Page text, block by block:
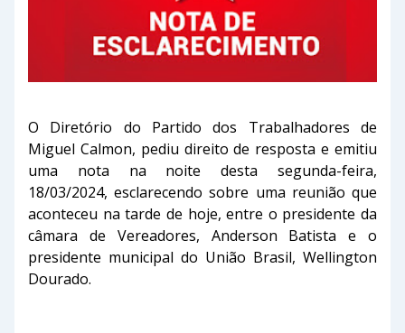
O Diretório do Partido dos Trabalhadores de
Miguel Calmon, pediu direito de resposta e emitiu
uma nota na noite desta segunda-feira,
18/03/2024, esclarecendo sobre uma reunião que
aconteceu na tarde de hoje, entre o presidente da
câmara de Vereadores, Anderson Batista e o
presidente municipal do União Brasil, Wellington
Dourado.